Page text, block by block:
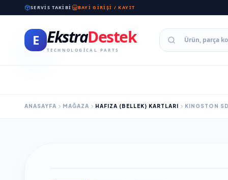
SERVIS TAKIBI BAYI GIRIŞI / KAYIT
E EkstraDestek
TECHNOLOGICAL PARTS
ANASAYFA MAĞAZA HAFIZA (BELLEK) KARTLARI KINGSTON